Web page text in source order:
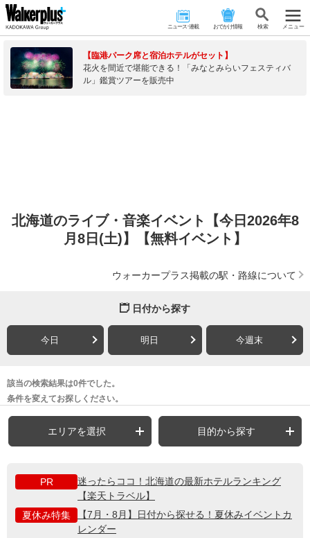
ニュース･連載 おでかけ情報 検 索 メニュー
【臨港パーク席と宿泊ホテルがセット】
花火を間近で堪能できる！「みなとみらいフェスティバ
ル」鑑賞ツアーを販売中
北海道のライブ・音楽イベント【今日2026年8
月8日(土)】【無料イベント】
ウォーカープラス掲載の駅・路線について
日付から探す
今日 明日 今週末
該当の検索結果は0件でした。
条件を変えてお探しください。
エリアを選択 目的から探す
PR
迷ったらココ！北海道の最新ホテルランキング
【楽天トラベル】
夏休み特集
【7月・8月】日付から探せる！夏休みイベントカ
レンダー